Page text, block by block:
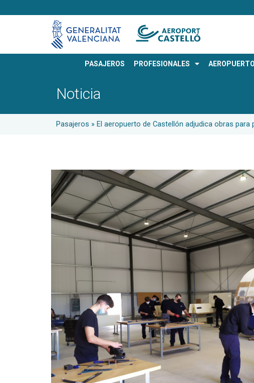
PASAJEROS PROFESIONALES AEROPUERTO
Noticia
Pasajeros » El aeropuerto de Castellón adjudica obras